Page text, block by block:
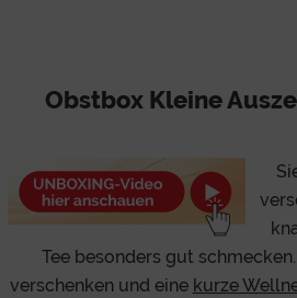
Obstbox Kleine
Tee besonders gut
verschenken und eine kurze